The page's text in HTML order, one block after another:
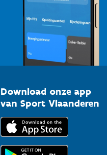
Download onze app
van Sport Vlaanderen